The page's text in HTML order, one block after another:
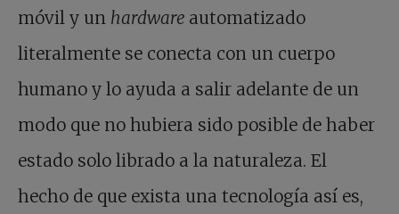
móvil y un hardware automatizado
literalmente se conecta con un cuerpo
humano y lo ayuda a salir adelante de un
modo que no hubiera sido posible de haber
estado solo librado a la naturaleza. El
hecho de que exista una tecnología así es,